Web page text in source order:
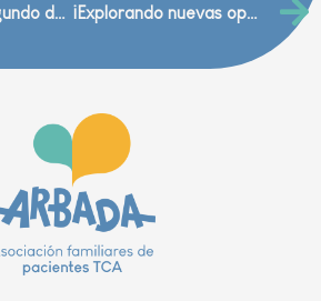
Talleren IES Segundo de Chomón (Teruel) ¡Explorando nuevas oportunidades en Zaragoza!